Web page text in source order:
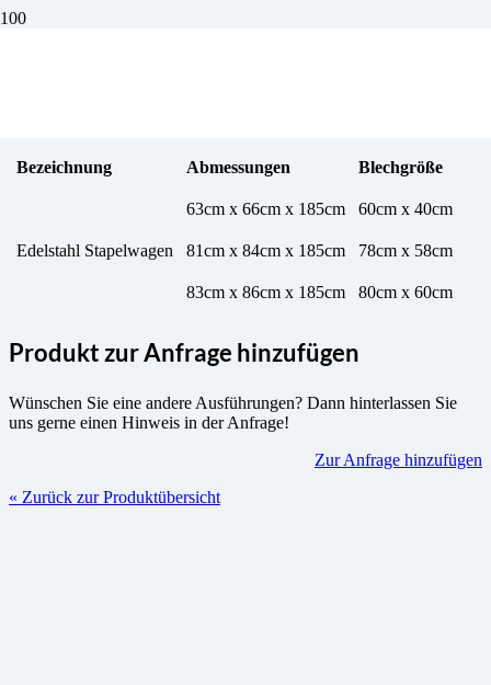
Bezeichnung Abmessungen Blechgröße
Edelstahl Stapelwagen
63cm x 66cm x 185cm 60cm x 40cm
81cm x 84cm x 185cm 78cm x 58cm
83cm x 86cm x 185cm 80cm x 60cm
Produkt zur Anfrage hinzufügen
Wünschen Sie eine andere Ausführungen? Dann hinterlassen Sie
uns gerne einen Hinweis in der Anfrage!
Zur Anfrage hinzufügen
« Zurück zur Produktübersicht